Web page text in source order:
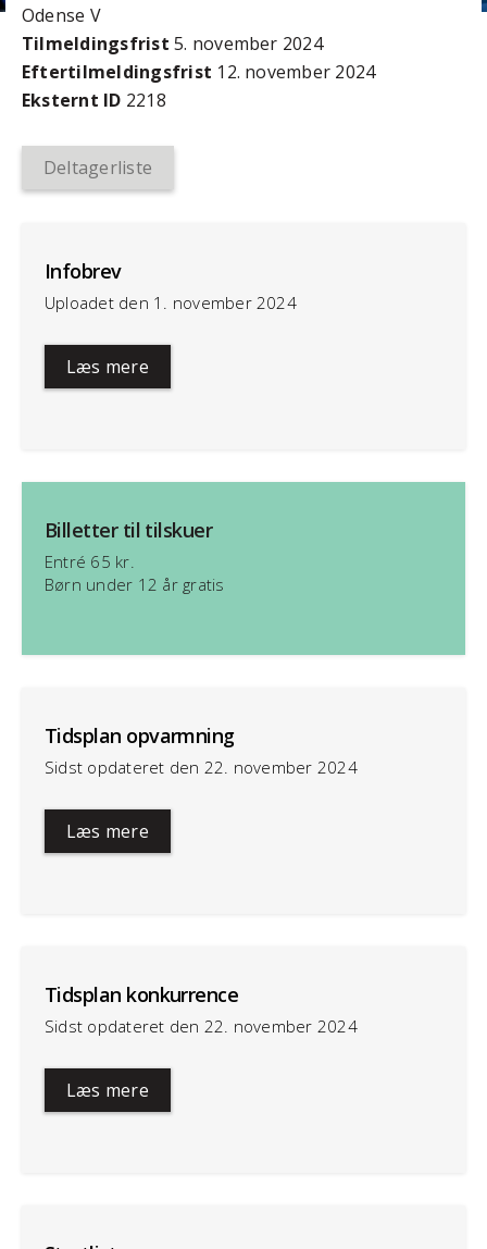
Odense V
Tilmeldingsfrist 5. november 2024
Efter­tilmeldings­frist 12. november 2024
Eksternt ID 2218
Deltagerliste
Infobrev
Uploadet den 1. november 2024
Læs mere
Billetter til tilskuer
Entré 65 kr.
Børn under 12 år gratis
Tidsplan opvarmning
Sidst opdateret den 22. november 2024
Læs mere
Tidsplan konkurrence
Sidst opdateret den 22. november 2024
Læs mere